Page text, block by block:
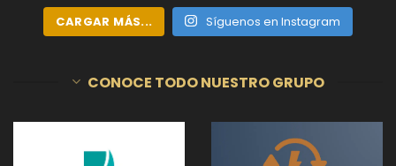
CARGAR MÁS... Síguenos en Instagram
CONOCE TODO NUESTRO GRUPO